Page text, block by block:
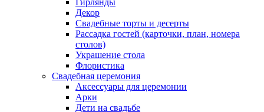
Гирлянды
Декор
Свадебные торты и десерты
Рассадка гостей (карточки, план, номера
столов)
Украшение стола
Флористика
Свадебная церемония
Аксессуары для церемонии
Арки
Дети на свадьбе